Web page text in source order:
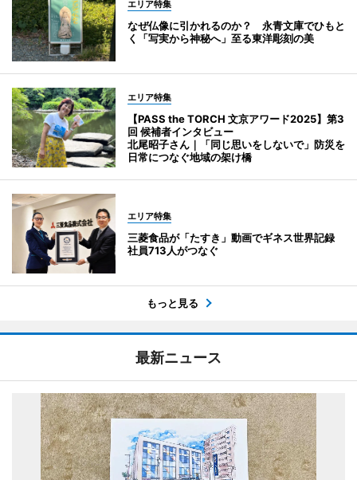
エリア特集
なぜ仏像に引かれるのか？ 永青文庫でひもと
く「写実から神秘へ」至る東洋彫刻の美
エリア特集
【PASS the TORCH 文京アワード2025】第3
回 候補者インタビュー
北尾昭子さん｜「同じ思いをしないで」防災を
日常につなぐ地域の架け橋
エリア特集
三菱食品が「たすき」動画でギネス世界記録
社員713人がつなぐ
もっと見る
最新ニュース